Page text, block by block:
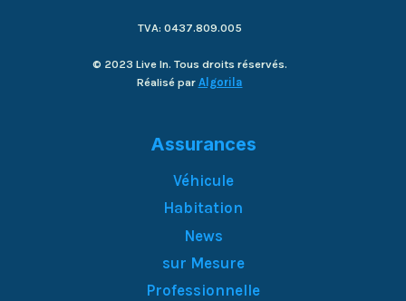
TVA: 0437.809.005
© 2023 Live In. Tous droits réservés.
Réalisé par Algorila
Assurances
Véhicule
Habitation
News
sur Mesure
Professionnelle